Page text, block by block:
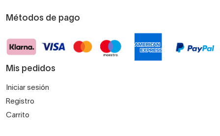
Métodos de pago
Mis pedidos
Iniciar sesión
Registro
Carrito